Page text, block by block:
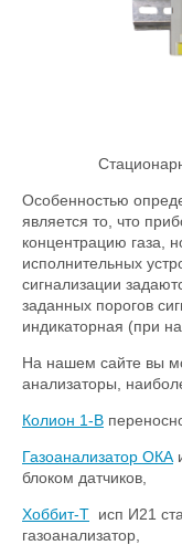
Особенностью
является то, что
концентрацию газа,
исполнительных
сигнализации
заданных порогов
индикаторная (при
На нашем сайте вы
анализаторы,
Колион 1-В
Газоанализатор ОКА
блоком датчиков,
Хоббит-Т исп И21
газоанализатор,